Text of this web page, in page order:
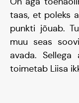
taas, et poleks
punkti jõuab.
muu seas
avada.
toimetab Liisa